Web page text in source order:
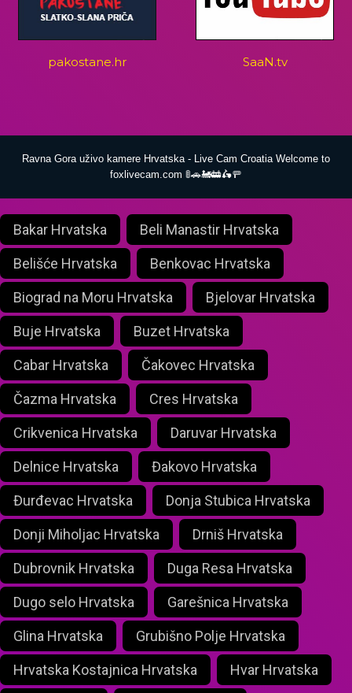
pakostane.hr SaaN.tv
Ravna Gora uživo kamere Hrvatska - Live Cam Croatia Welcome to
foxlivecam.com 🚦🚗🚂🚋🛵🚥
Bakar Hrvatska Beli Manastir Hrvatska
Belišće Hrvatska Benkovac Hrvatska
Biograd na Moru Hrvatska Bjelovar Hrvatska
Buje Hrvatska Buzet Hrvatska
Cabar Hrvatska Čakovec Hrvatska
Čazma Hrvatska Cres Hrvatska
Crikvenica Hrvatska Daruvar Hrvatska
Delnice Hrvatska Đakovo Hrvatska
Đurđevac Hrvatska Donja Stubica Hrvatska
Donji Miholjac Hrvatska Drniš Hrvatska
Dubrovnik Hrvatska Duga Resa Hrvatska
Dugo selo Hrvatska Garešnica Hrvatska
Glina Hrvatska Grubišno Polje Hrvatska
Hrvatska Kostajnica Hrvatska Hvar Hrvatska